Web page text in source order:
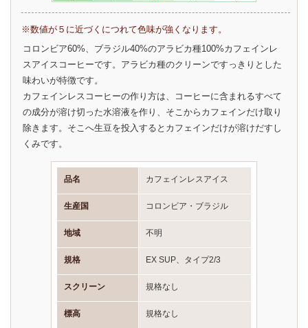
※数値が５に近づくにつれて色味が強くなります。
コロンビア60%、ブラジル40%のアラビカ種100%カフェインレ
スアイスコーヒーです。アラビカ種のクリーンですっきりとした
味わいが特徴です。
カフェインレスコーヒーの作り方は、コーヒーに含まれるすべて
の成分が溶け切った水溶液を作り、そこからカフェインだけ取り
除きます。そこへ生豆を投入するとカフェインだけが溶けだすし
くみです。
品名 カフェインレスアイス
生産国 コロンビア・ブラジル
地域 不明
規格 EX SUP、タイプ2/3
スクリーン 規格なし
標高 規格なし